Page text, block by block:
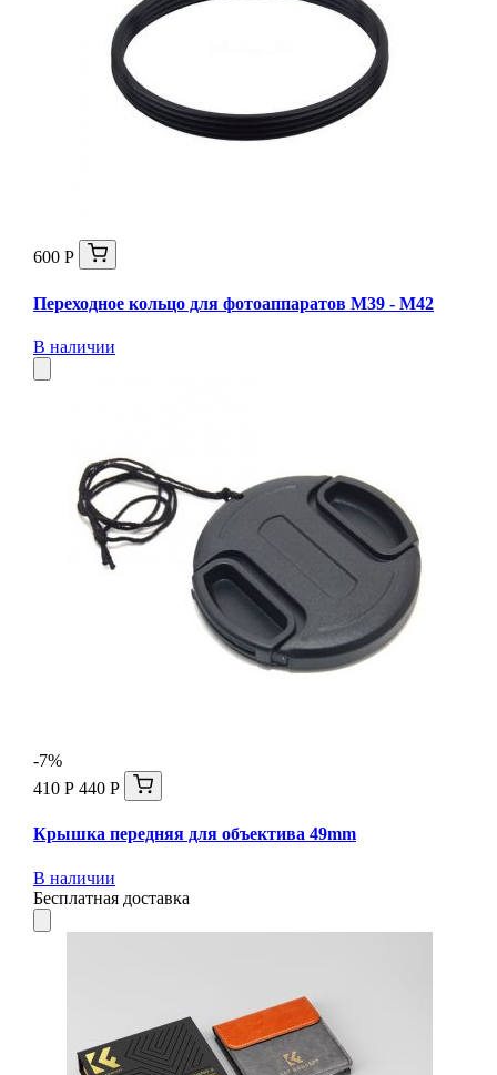
600 Р
Переходное кольцо для фотоаппаратов М39 - М42
В наличии
-7%
410 Р 440 Р
Крышка передняя для объектива 49mm
В наличии
Бесплатная доставка